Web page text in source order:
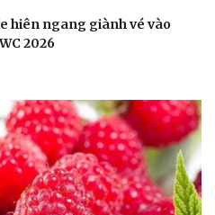
hiên ngang giành vé vào
2026